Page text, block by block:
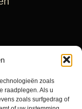
zoals
raadplegen. Als u
zoals surfgedrag of